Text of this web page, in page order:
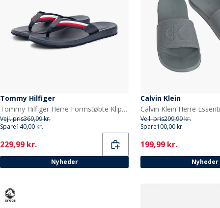
Tommy Hilfiger
Tommy Hilfiger Herre Formstøbte Klipklappere Rwb
Vejl. pris369,99 kr.
Spare140,00 kr.
Current
229,99 kr.
Nyheder
Calvin Klein
Vejl. pris299,99 kr.
Spare100,00 kr.
Current
199,99 kr.
Nyheder